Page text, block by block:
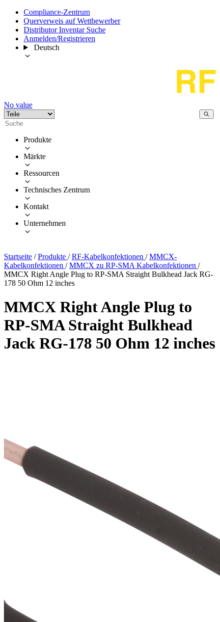
Compliance-Zentrum
Querverweis auf Wettbewerber
Distributor Inventar Suche
Anmelden/Registrieren
Deutsch
No value
Produkte
Märkte
Ressourcen
Technisches Zentrum
Kontakt
Unternehmen
Startseite / Produkte / RF-Kabelkonfektionen / MMCX-
Kabelkonfektionen / MMCX zu RP-SMA Kabelkonfektionen /
MMCX Right Angle Plug to RP-SMA Straight Bulkhead Jack RG-
178 50 Ohm 12 inches
MMCX Right Angle Plug to
RP-SMA Straight Bulkhead
Jack RG-178 50 Ohm 12 inches